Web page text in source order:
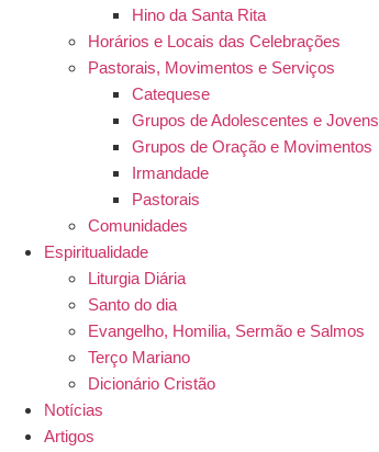
Hino da Santa Rita
Horários e Locais das Celebrações
Pastorais, Movimentos e Serviços
Catequese
Grupos de Adolescentes e Jovens
Grupos de Oração e Movimentos
Irmandade
Pastorais
Comunidades
Espiritualidade
Liturgia Diária
Santo do dia
Evangelho, Homilia, Sermão e Salmos
Terço Mariano
Dicionário Cristão
Notícias
Artigos